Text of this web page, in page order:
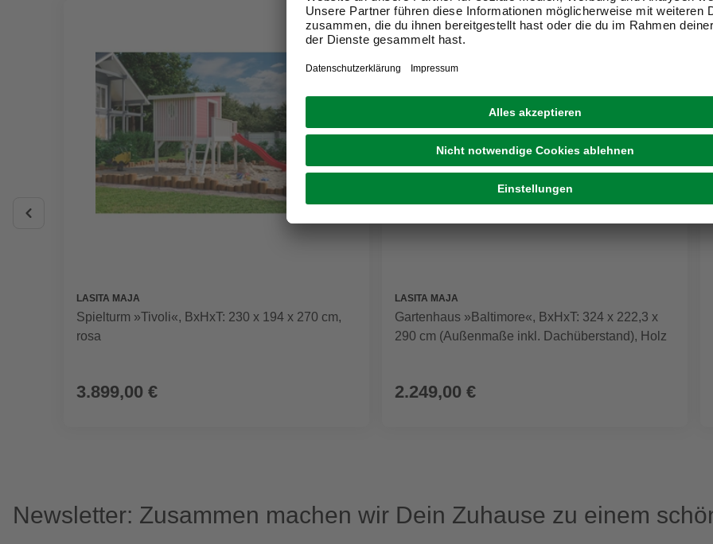
LASITA MAJA
Spielturm »Tivoli«, BxHxT: 230 x 194 x 270 cm,
rosa
3.899,00 €
LASITA MAJA
Gartenhaus »Baltimore«, BxHxT: 324 x 222,3 x
290 cm (Außenmaße inkl. Dachüberstand), Holz
2.249,00 €
Newsletter: Zusammen machen wir Dein Zuhause zu einem